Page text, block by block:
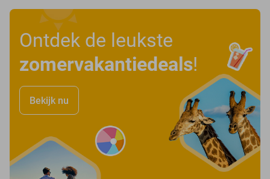
Ontdek de leukste
zomervakantiedeals!
Bekijk nu